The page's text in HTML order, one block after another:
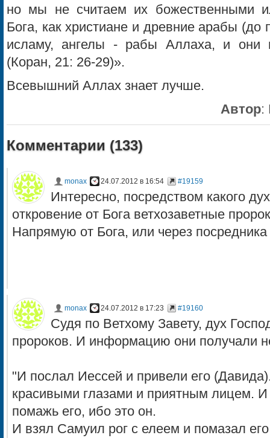
но мы не считаем их божественными
Бога, как христиане и древние арабы (до
исламу, ангелы - рабы Аллаха, и они
(Коран, 21: 26-29)».
Всевышний Аллах знает лучше.
Автор:
Комментарии (133)
monax 24.07.2012 в 16:54 #19159
Интересно, посредством какого
откровение от Бога ветхозаветные
Напрямую от Бога, или через
monax 24.07.2012 в 17:23 #19160
Судя по Ветхому Завету, дух
пророков. И информацию они получали
"И послал Иессей и привели его
красивыми глазами и приятным лицем. И
помажь его, ибо это он.
И взял Самуил рог с елеем и помазал